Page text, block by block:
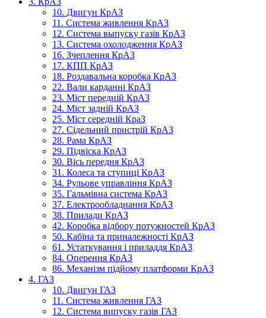
10. Двигун КрАЗ
11. Система живлення КрАЗ
12. Система выпуску газів КрАЗ
13. Система охолодження КрАЗ
16. Зчеплення КрАЗ
17. КПП КрАЗ
18. Роздавальна коробка КрАЗ
22. Вали карданні КрАЗ
23. Міст передній КрАЗ
24. Міст задній КрАЗ
25. Міст середній КраЗ
27. Сідельний пристрій КрАЗ
28. Рама КрАЗ
29. Підвіска КрАЗ
30. Вісь передня КрАЗ
31. Колеса та ступиці КрАЗ
34. Рульове управління КрАЗ
35. Гальмівна система КрАЗ
37. Електрообладнання КрАЗ
38. Прилади КрАЗ
42. Коробка відбору потужностей КрАЗ
50. Кабіна та приналежності КрАЗ
61. Устаткування і приладдя КрАЗ
84. Оперення КрАЗ
86. Механізм підйому платформи КрАЗ
4. ГАЗ
10. Двигун ГАЗ
11. Система живлення ГАЗ
12. Система випуску газів ГАЗ